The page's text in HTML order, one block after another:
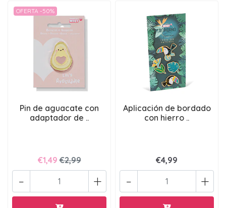
OFERTA -50%
Pin de aguacate con
adaptador de ..
€1,49 €2,99
+
-
Aplicación de bordado
con hierro ..
€4,99
+
-